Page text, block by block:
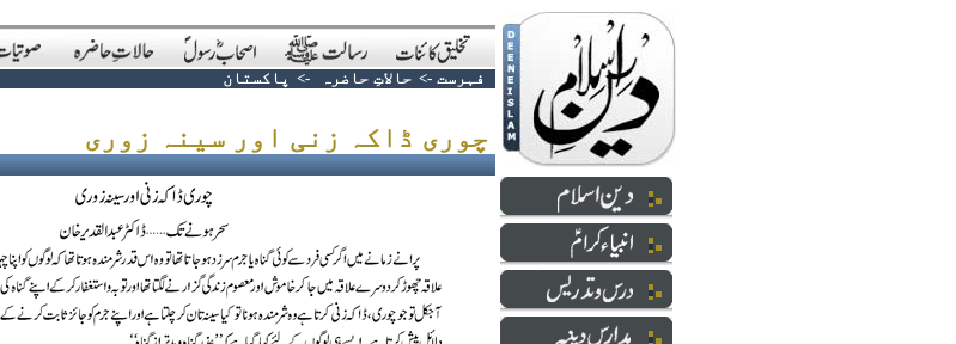
فہرست ->حالاتِ حاضرہ -> پاکستان
چوری ڈاکہ زنی اور سینہ زوری